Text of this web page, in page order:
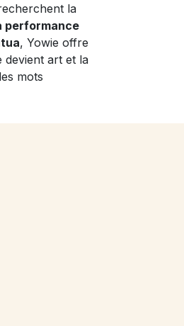
la
performance
, Yowie offre
devient art et la
mots